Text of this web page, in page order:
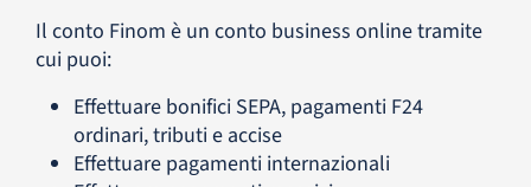
Il conto Finom è un conto business online tramite
cui puoi:
Effettuare bonifici SEPA, pagamenti F24
ordinari, tributi e accise
Effettuare pagamenti internazionali